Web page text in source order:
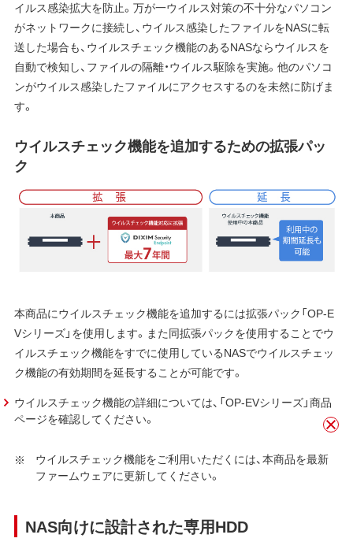
イルス感染拡大を防止。万が一ウイルス対策の不十分なパソコン
がネットワークに接続し、ウイルス感染したファイルをNASに転
送した場合も、ウイルスチェック機能のあるNASならウイルスを
自動で検知し、ファイルの隔離・ウイルス駆除を実施。他のパソコ
ンがウイルス感染したファイルにアクセスするのを未然に防げま
す。
ウイルスチェック機能を追加するための拡張パッ
ク
本商品にウイルスチェック機能を追加するには拡張パック「OP-E
Vシリーズ」を使用します。また同拡張パックを使用することでウ
イルスチェック機能をすでに使用しているNASでウイルスチェッ
ク機能の有効期間を延長することが可能です。
ウイルスチェック機能の詳細については、「OP-EVシリーズ」商品
ページを確認してください。
ウイルスチェック機能をご利用いただくには、本商品を最新
ファームウェアに更新してください。
NAS向けに設計された専用HDD